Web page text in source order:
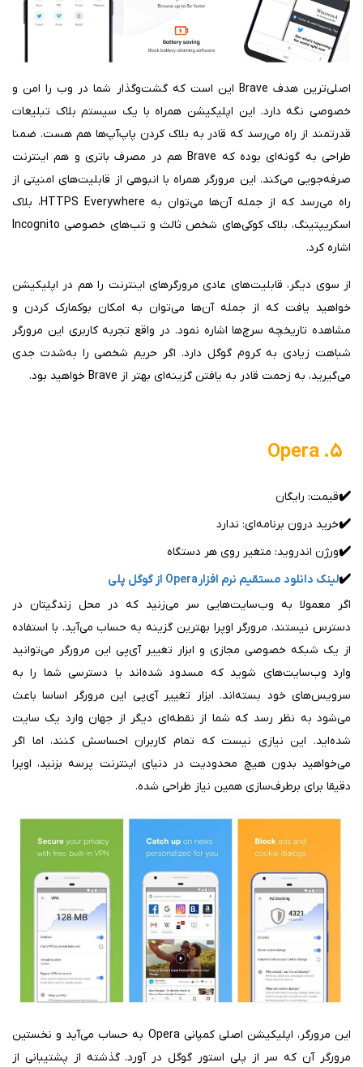
اصلی‌ترین هدف Brave این است که گشت‌وگذار شما در وب را امن و
خصوصی نگه دارد. این اپلیکیشن همراه با یک سیستم بلاک تبلیغات
قدرتمند از راه می‌رسد که قادر به بلاک کردن پاپ‌آپ‌ها هم هست. ضمنا
طراحی به گونه‌ای بوده که Brave هم در مصرف باتری و هم اینترنت
صرفه‌جویی می‌کند. این مرورگر همراه با انبوهی از قابلیت‌های امنیتی از
راه می‌رسد که از جمله آن‌ها می‌توان به HTTPS Everywhere، بلاک
اسکریپتینگ، بلاک کوکی‌های شخص ثالث و تب‌های خصوصی Incognito
اشاره کرد.
از سوی دیگر، قابلیت‌های عادی مرورگرهای اینترنت را هم در اپلیکیشن
خواهید یافت که از جمله آن‌ها می‌توان به امکان بوکمارک کردن و
مشاهده تاریخچه سرچ‌ها اشاره نمود. در واقع تجربه کاربری این مرورگر
شباهت زیادی به کروم گوگل دارد. اگر حریم شخصی را به‌شدت جدی
می‌گیرید، به زحمت قادر به یافتن گزینه‌ای بهتر از Brave خواهید بود.
۵. Opera
✔️قیمت: رایگان
✔️خرید درون برنامه‌ای: ندارد
✔️ورژن اندروید: متغیر روی هر دستگاه
✔️لینک دانلود مستقیم نرم افزار Opera از گوگل پلی
اگر معمولا به وب‌سایت‌هایی سر می‌زنید که در محل زندگیتان در
دسترس نیستند، مرورگر اوپرا بهترین گزینه به حساب می‌آید. با استفاده
از یک شبکه خصوصی مجازی و ابزار تغییر آی‌پی این مرورگر می‌توانید
وارد وب‌سایت‌های شوید که مسدود شده‌اند یا دسترسی شما را به
سرویس‌های خود بسته‌اند. ابزار تغییر آی‌پی این مرورگر اساسا باعث
می‌شود به نظر رسد که شما از نقطه‌ای دیگر از جهان وارد یک سایت
شده‌اید. این نیازی نیست که تمام کاربران احساسش کنند، اما اگر
می‌خواهید بدون هیچ محدودیت در دنیای اینترنت پرسه بزنید، اوپرا
دقیقا برای برطرف‌سازی همین نیاز طراحی شده.
این مرورگر،‌ اپلیکیشن اصلی کمپانی Opera به حساب می‌آید و نخستین
مرورگر آن که سر از پلی استور گوگل در آورد. گذشته از پشتیبانی از